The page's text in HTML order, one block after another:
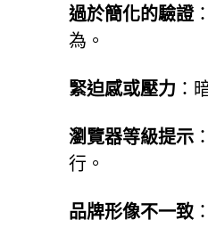
過於簡化的驗證
為。
緊迫感或壓力 ：
瀏覽器等級提示
行。
品牌形像不一致